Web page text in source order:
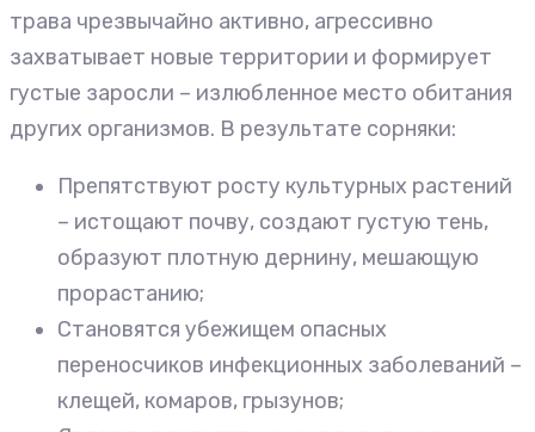
трава чрезвычайно активно, агрессивно
захватывает новые территории и формирует
густые заросли – излюбленное место обитания
других организмов. В результате сорняки:
Препятствуют росту культурных растений
– истощают почву, создают густую тень,
образуют плотную дернину, мешающую
прорастанию;
Становятся убежищем опасных
переносчиков инфекционных заболеваний –
клещей, комаров, грызунов;